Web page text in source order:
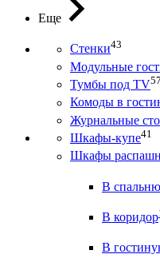
Еще
Стенки43
Модульные
Тумбы под ТV57
Комоды в
Журнальные
Шкафы-купе41
Шкафы
В спальню
В коридор
В